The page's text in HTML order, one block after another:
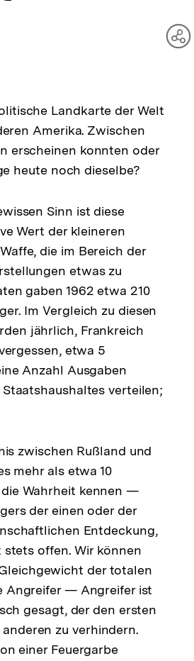
Landkarte der Welt
Amerika. Zwischen
erscheinen konnten oder
heute noch dieselbe?
Sinn ist diese
Wert der kleineren
die im Bereich der
etwas zu
gaben 1962 etwa 210
Im Vergleich zu diesen
jährlich, Frankreich
etwa 5
Anzahl Ausgaben
verteilen;
zwischen Rußland und
mehr als etwa 10
die Wahrheit kennen —
der einen oder der
Entdeckung,
offen. Wir können
der totalen
Angreifer — Angreifer ist
gesagt, der den ersten
zu verhindern.
einer Feuergarbe